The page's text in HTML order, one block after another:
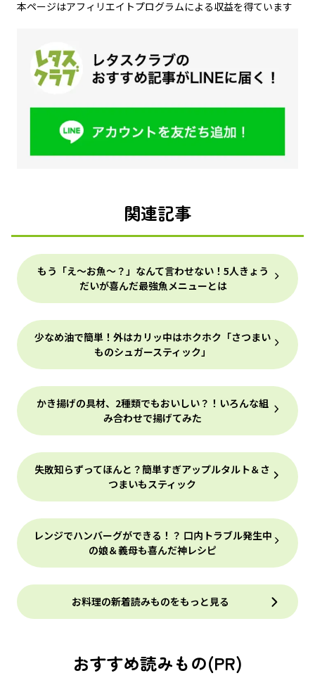
本ページはアフィリエイトプログラムによる収益を得ています
関連記事
もう「え～お魚～？」なんて言わせない！5人きょう
だいが喜んだ最強魚メニューとは
少なめ油で簡単！外はカリッ中はホクホク「さつまい
ものシュガースティック」
かき揚げの具材、2種類でもおいしい？！いろんな組
み合わせで揚げてみた
失敗知らずってほんと？簡単すぎアップルタルト＆さ
つまいもスティック
レンジでハンバーグができる！？ 口内トラブル発生中
の娘＆義母も喜んだ神レシピ
お料理の新着読みものをもっと見る
おすすめ読みもの(PR)